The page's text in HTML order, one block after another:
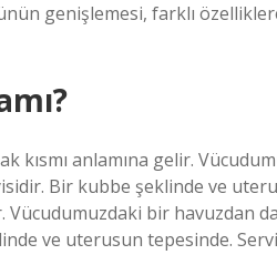
genişlemesi, farklı
kısmı anlamına gelir.
Bir kubbe şeklinde ve
Vücudumuzdaki bir havuzdan
ve uterusun tepesinde.